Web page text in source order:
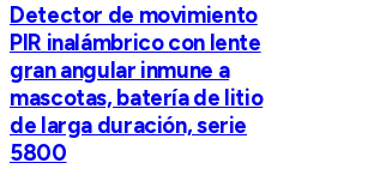
Detector de movimiento
PIR inalámbrico con lente
gran angular inmune a
mascotas, batería de litio
de larga duración, serie
5800